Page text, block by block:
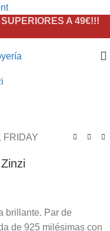
A 49€!!!
FRIDAY
brillante. Par de
de 925 milésimas con